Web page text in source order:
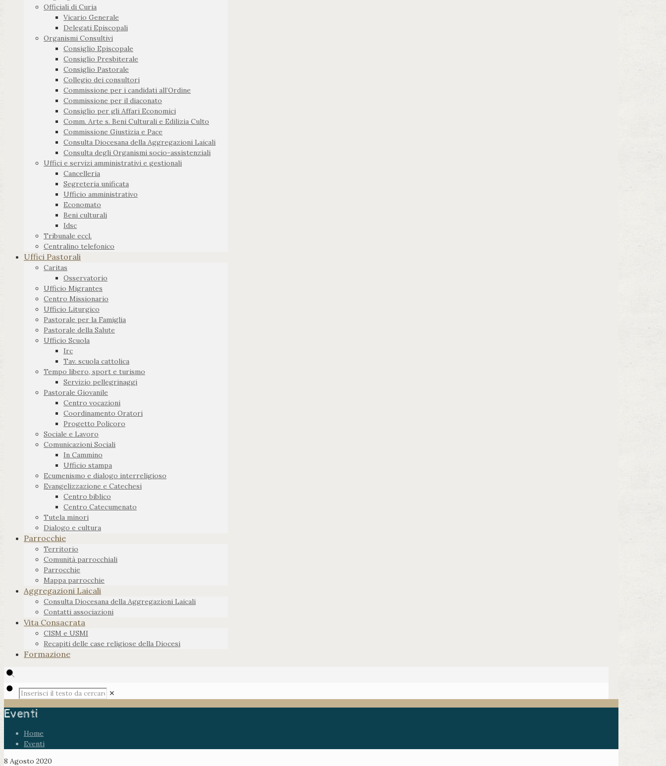
Officiali di Curia
Vicario Generale
Delegati Episcopali
Organismi Consultivi
Consiglio Episcopale
Consiglio Presbiterale
Consiglio Pastorale
Collegio dei consultori
Commissione per i candidati all’Ordine
Commissione per il diaconato
Consiglio per gli Affari Economici
Comm. Arte s. Beni Culturali e Edilizia Culto
Commissione Giustizia e Pace
Consulta Diocesana della Aggregazioni Laicali
Consulta degli Organismi socio-assistenziali
Uffici e servizi amministrativi e gestionali
Cancelleria
Segreteria unificata
Ufficio amministrativo
Economato
Beni culturali
Idsc
Tribunale eccl.
Centralino telefonico
Uffici Pastorali
Caritas
Osservatorio
Ufficio Migrantes
Centro Missionario
Ufficio Liturgico
Pastorale per la Famiglia
Pastorale della Salute
Ufficio Scuola
Irc
Tav. scuola cattolica
Tempo libero, sport e turismo
Servizio pellegrinaggi
Pastorale Giovanile
Centro vocazioni
Coordinamento Oratori
Progetto Policoro
Sociale e Lavoro
Comunicazioni Sociali
In Cammino
Ufficio stampa
Ecumenismo e dialogo interreligioso
Evangelizzazione e Catechesi
Centro biblico
Centro Catecumenato
Tutela minori
Dialogo e cultura
Parrocchie
Territorio
Comunità parrocchiali
Parrocchie
Mappa parrocchie
Aggregazioni Laicali
Consulta Diocesana della Aggregazioni Laicali
Contatti associazioni
Vita Consacrata
CISM e USMI
Recapiti delle case religiose della Diocesi
Formazione
✕
Eventi
Home
Eventi
8 Agosto 2020